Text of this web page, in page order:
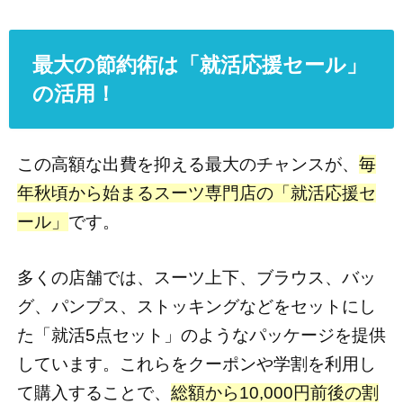
最大の節約術は「就活応援セール」
の活用！
この高額な出費を抑える最大のチャンスが、 毎
年秋頃から始まるスーツ専門店の「就活応援セ
ール」 です。
多くの店舗では、スーツ上下、ブラウス、バッ
グ、パンプス、ストッキングなどをセットにし
た「就活5点セット」のようなパッケージを提供
しています。これらをクーポンや学割を利用し
て購入することで、 総額から10,000円前後の割